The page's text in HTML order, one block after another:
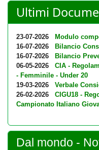
Ultimi
23-07-2026
Modulo
16-07-2026
Bilancio
16-07-2026
Bilancio
06-05-2026
CIA -
- Femminile - Under 20
19-03-2026
Verbale
26-02-2026
CIGU18 -
Campionato Italiano
Dal mondo -